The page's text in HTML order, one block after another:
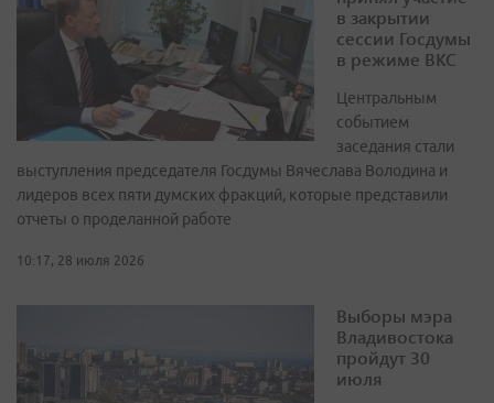
в закрытии
сессии Госдумы
в режиме ВКС
Центральным
событием
заседания стали
выступления председателя Госдумы Вячеслава Володина и
лидеров всех пяти думских фракций, которые представили
отчеты о проделанной работе
10:17, 28 июля 2026
Выборы мэра
Владивостока
пройдут 30
июля